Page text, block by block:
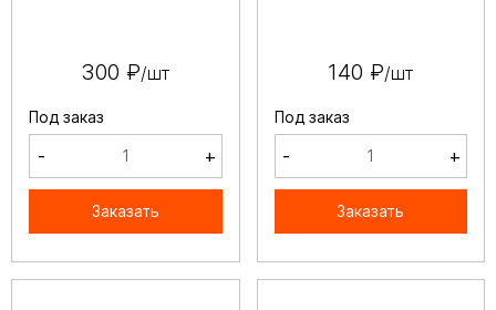
300 ₽/шт
Под заказ
- +
Заказать
140 ₽/шт
Под заказ
- +
Заказать